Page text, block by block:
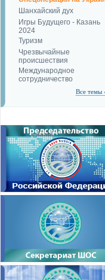
Шанхайский дух
Игры Будущего - Казань
2024
Туризм
Чрезвычайные
происшествия
Международное
сотрудничество
Все темы